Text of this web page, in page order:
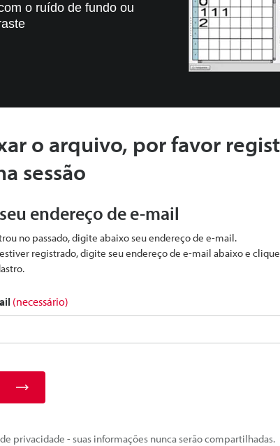
o ruído de fundo ou
o arquivo, por favor
sessão
endereço de e-mail
no passado, digite abaixo seu endereço de e-mail.
registrado, digite seu endereço de e-mail abaixo e
(necessário)
privacidade - suas informações nunca serão compartilhadas.